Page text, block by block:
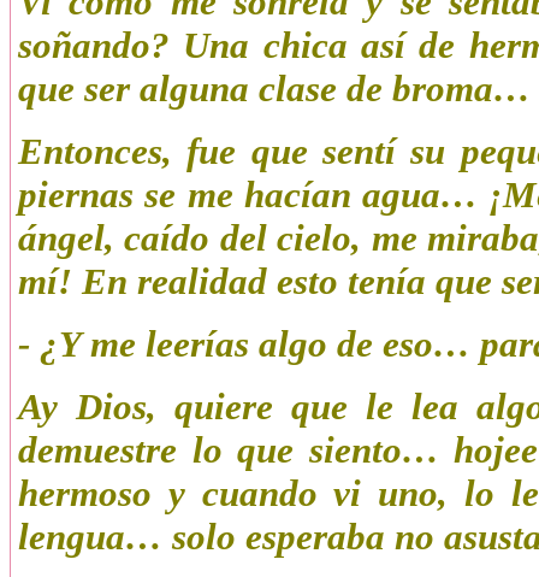
soñando? Una chica así de
que ser alguna clase de
Entonces, fue que sentí su
piernas se me hacían agua…
ángel, caído del cielo, me
mí! En realidad esto tenía que
- ¿Y me leerías algo de eso…
Ay Dios, quiere que le lea
demuestre lo que siento…
hermoso y cuando vi uno, lo
lengua… solo esperaba no